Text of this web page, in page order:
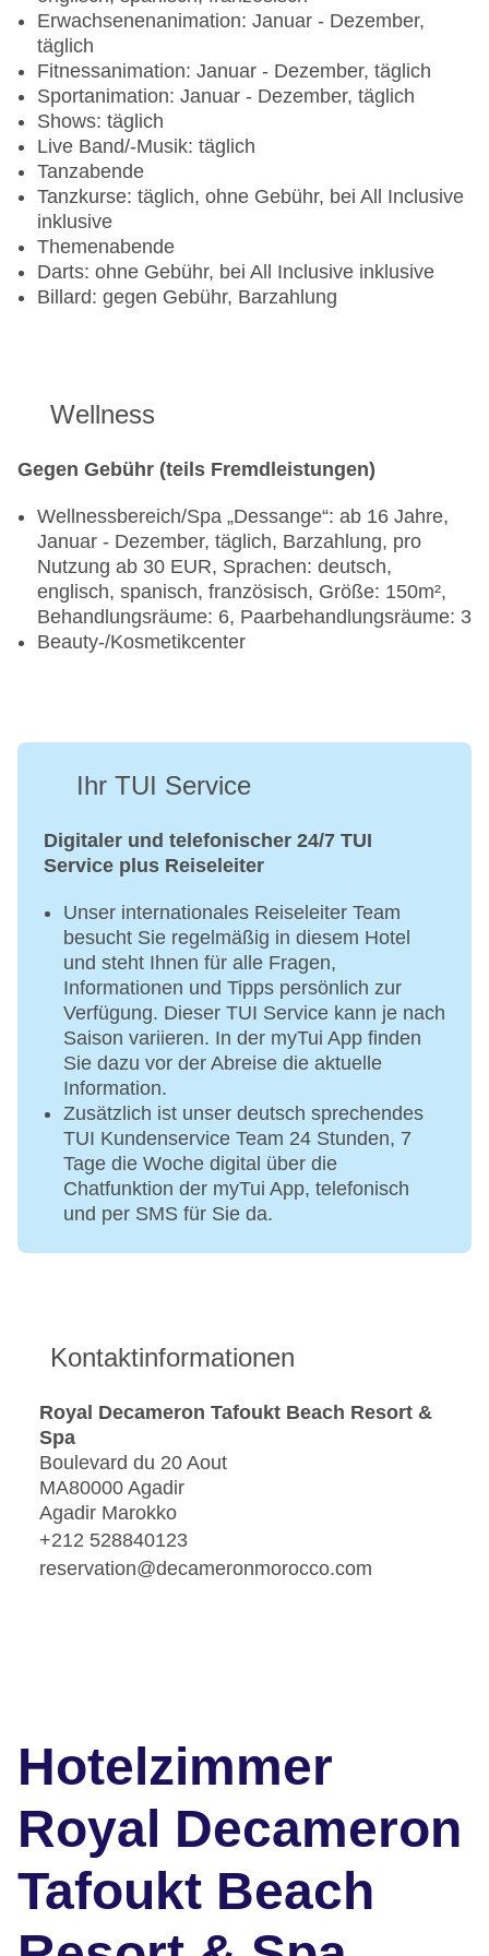
Erwachsenenanimation: Januar - Dezember,
täglich
Fitnessanimation: Januar - Dezember, täglich
Sportanimation: Januar - Dezember, täglich
Shows: täglich
Live Band/-Musik: täglich
Tanzabende
Tanzkurse: täglich, ohne Gebühr, bei All Inclusive
inklusive
Themenabende
Darts: ohne Gebühr, bei All Inclusive inklusive
Billard: gegen Gebühr, Barzahlung
Wellness
Gegen Gebühr (teils Fremdleistungen)
Wellnessbereich/Spa „Dessange“: ab 16 Jahre,
Januar - Dezember, täglich, Barzahlung, pro
Nutzung ab 30 EUR, Sprachen: deutsch,
englisch, spanisch, französisch, Größe: 150m²,
Behandlungsräume: 6, Paarbehandlungsräume: 3
Beauty-/Kosmetikcenter
Ihr TUI Service
Digitaler und telefonischer 24/7 TUI
Service plus Reiseleiter
Unser internationales Reiseleiter Team
besucht Sie regelmäßig in diesem Hotel
und steht Ihnen für alle Fragen,
Informationen und Tipps persönlich zur
Verfügung. Dieser TUI Service kann je nach
Saison variieren. In der myTui App finden
Sie dazu vor der Abreise die aktuelle
Information.
Zusätzlich ist unser deutsch sprechendes
TUI Kundenservice Team 24 Stunden, 7
Tage die Woche digital über die
Chatfunktion der myTui App, telefonisch
und per SMS für Sie da.
Kontaktinformationen
Royal Decameron Tafoukt Beach Resort &
Spa
Boulevard du 20 Aout
MA80000 Agadir
Agadir Marokko
+212 528840123
reservation@decameronmorocco.com
Hotelzimmer
Royal Decameron
Tafoukt Beach